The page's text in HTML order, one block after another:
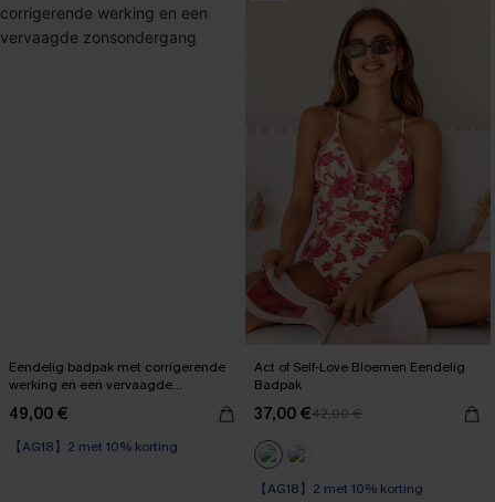
Eendelig badpak met corrigerende
werking en een vervaagde
49,00 €
【AG18】2 met 10% korting
Corrigerend badpak
Act of Self-Love Bloemen Eendelig
Badpak
37,00 €42,00 €
【AG18】2 met 10% korting
Op voorraad